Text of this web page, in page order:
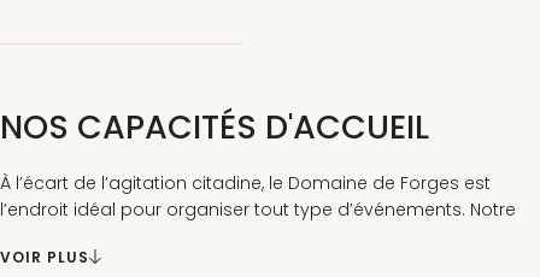
NOS CAPACITÉS D'ACCUEIL
À l’écart de l’agitation citadine, le Domaine de Forges est
l’endroit idéal pour organiser tout type d’événements. Notre
à chaque étape, pour parfaire la réalisation de votre
VOIR PLUS